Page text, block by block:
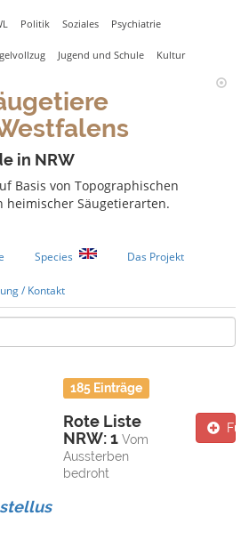
Politik Soziales Psychiatrie
Jugend und Schule Kultur
in NRW
Basis von Topographischen
heimischer Säugetierarten.
Species Das Projekt
/ Kontakt
185 Einträge
Rote Liste
NRW: 1 Vom
Aussterben
bedroht